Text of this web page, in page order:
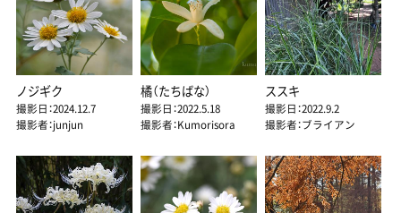
ノジギク
撮影日：2024.12.7
撮影者：junjun
橘（たちばな）
撮影日：2022.5.18
撮影者：Kumorisora
ススキ
撮影日：2022.9.2
撮影者：ブライアン